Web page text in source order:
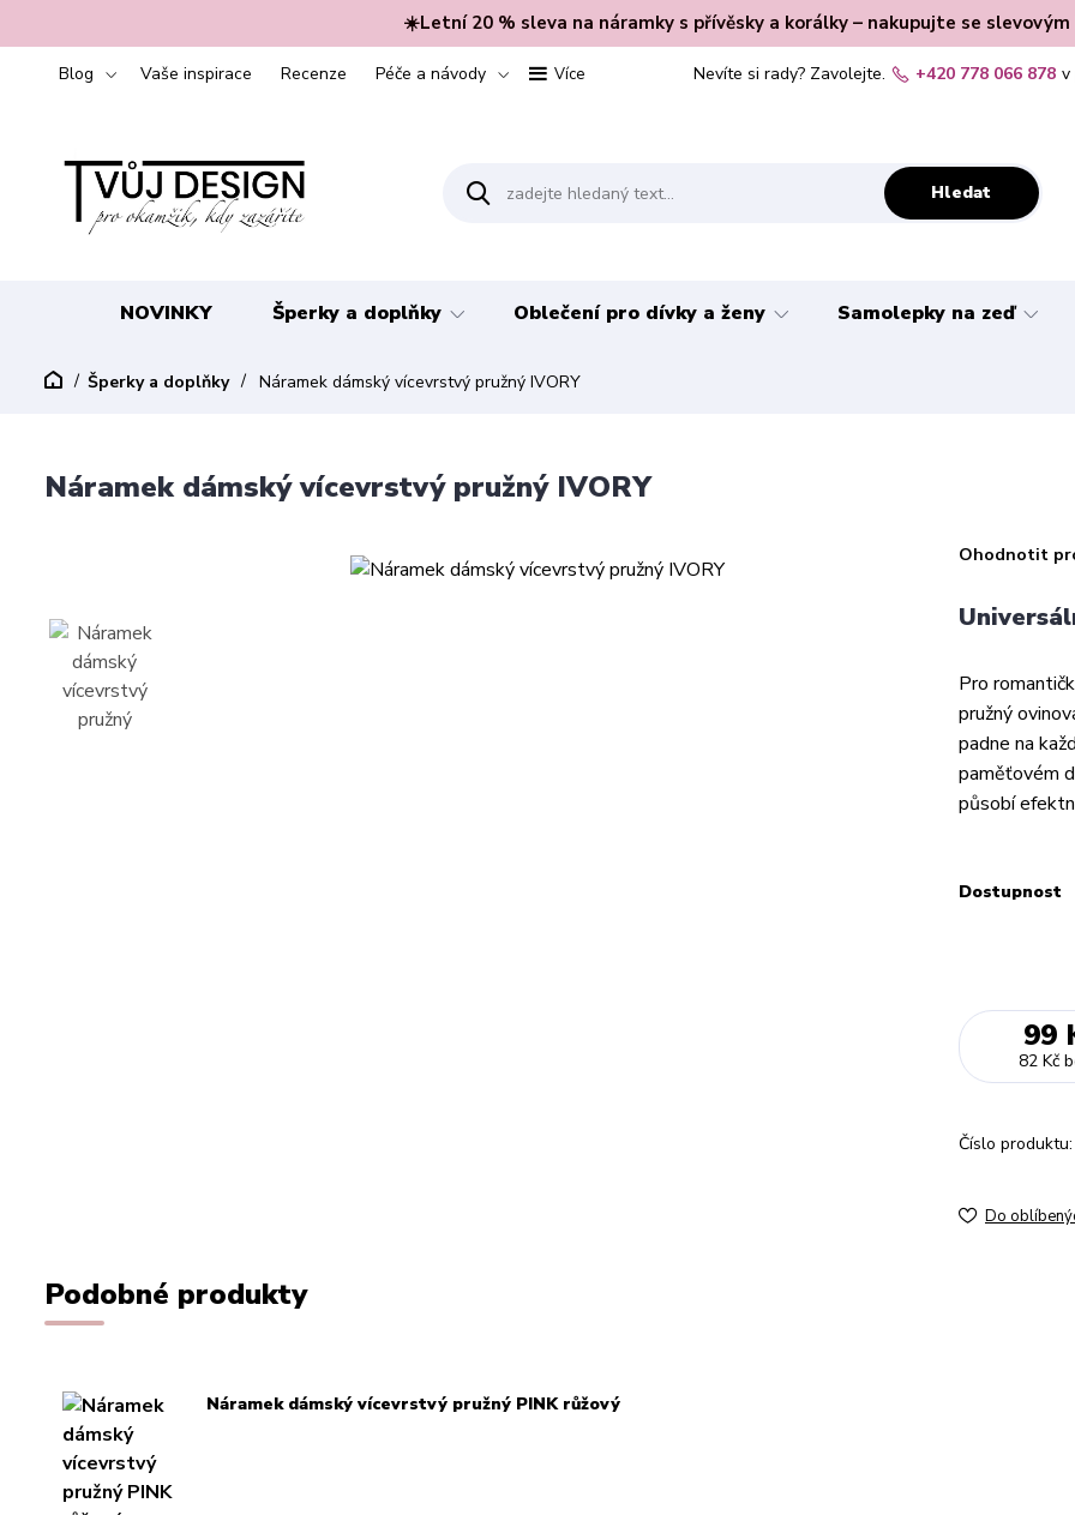
☀️Letní 20 % sleva na náramky s přívěsky a korálky – nakupujte se
Blog Vaše inspirace Recenze Péče a návody Více
Hledat
Nevíte si rady? Zavolejte. +420 778 066 878 v
NOVINKY Šperky a doplňky Oblečení pro dívky a ženy Samolepky na zeď
Šperky a doplňky Náramek dámský vícevrstvý pružný IVORY
Náramek dámský vícevrstvý pružný IVORY
Ohodnotit
Pro
pružný
padne na
paměťovém
působí
Dostupnost
99
82 Kč
Číslo produktu:
Do
Podobné produkty
Náramek dámský vícevrstvý pružný PINK růžový